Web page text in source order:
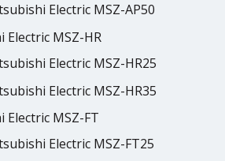
Electric MSZ-AP50
Electric MSZ-HR
Electric MSZ-HR25
Electric MSZ-HR35
Electric MSZ-FT
Electric MSZ-FT25